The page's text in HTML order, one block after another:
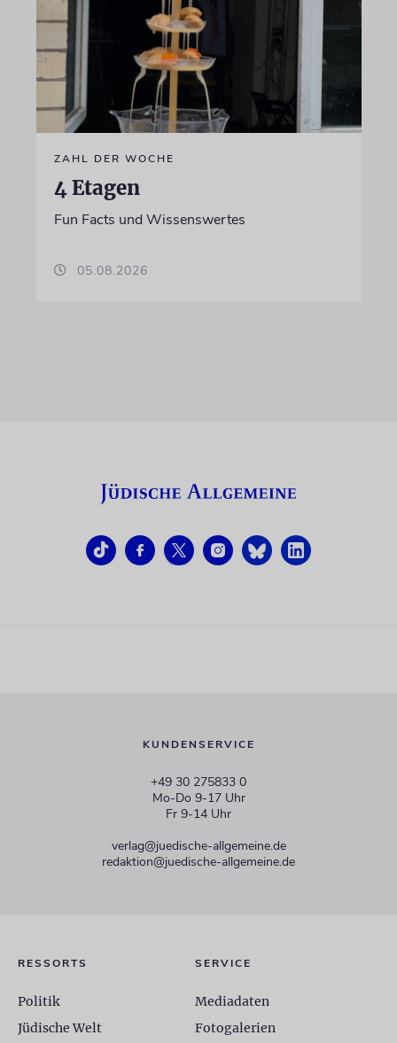
ZAHL DER WOCHE
4 Etagen
Fun Facts und Wissenswertes
05.08.2026
KUNDENSERVICE
+49 30 275833 0
Mo-Do 9-17 Uhr
Fr 9-14 Uhr
verlag@juedische-allgemeine.de
redaktion@juedische-allgemeine.de
RESSORTS
Politik
Jüdische Welt
SERVICE
Mediadaten
Fotogalerien